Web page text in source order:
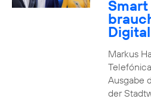
Markus
Ausgabe
der